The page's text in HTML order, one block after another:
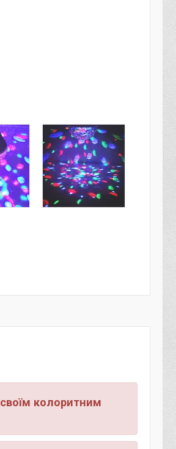
колоритним